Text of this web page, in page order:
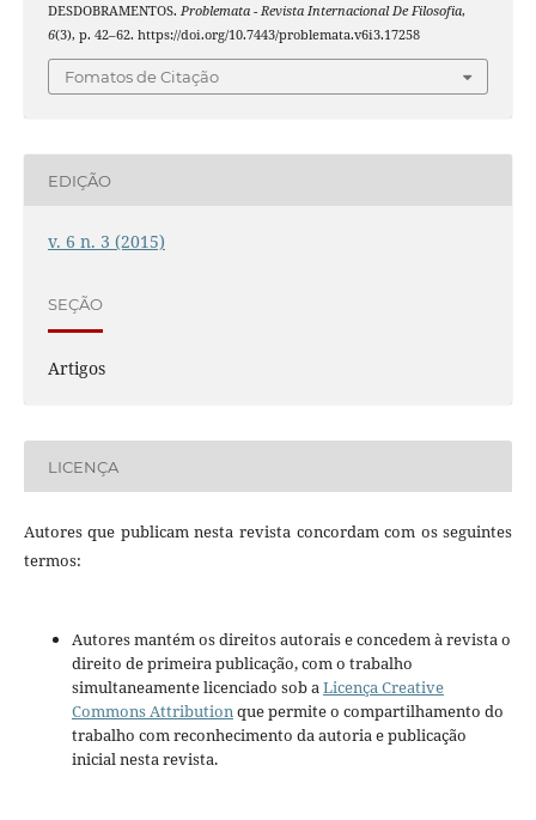
DESDOBRAMENTOS. Problemata - Revista Internacional De Filosofia,
6(3), p. 42–62. https://doi.org/10.7443/problemata.v6i3.17258
Fomatos de Citação
EDIÇÃO
v. 6 n. 3 (2015)
SEÇÃO
Artigos
LICENÇA
Autores que publicam nesta revista concordam com os seguintes
termos:
Autores mantém os direitos autorais e concedem à revista o
direito de primeira publicação, com o trabalho
simultaneamente licenciado sob a Licença Creative
Commons Attribution que permite o compartilhamento do
trabalho com reconhecimento da autoria e publicação
inicial nesta revista.